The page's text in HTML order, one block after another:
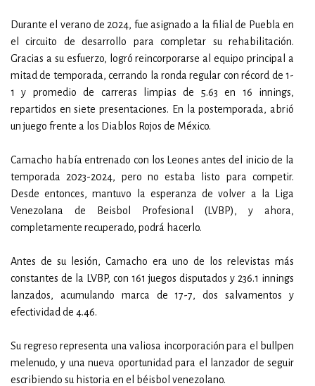
Durante el verano de 2024, fue asignado a la filial de Puebla en
el circuito de desarrollo para completar su rehabilitación.
Gracias a su esfuerzo, logró reincorporarse al equipo principal a
mitad de temporada, cerrando la ronda regular con récord de 1-
1 y promedio de carreras limpias de 5.63 en 16 innings,
repartidos en siete presentaciones. En la postemporada, abrió
un juego frente a los Diablos Rojos de México.
Camacho había entrenado con los Leones antes del inicio de la
temporada 2023-2024, pero no estaba listo para competir.
Desde entonces, mantuvo la esperanza de volver a la Liga
Venezolana de Beisbol Profesional (LVBP), y ahora,
completamente recuperado, podrá hacerlo.
Antes de su lesión, Camacho era uno de los relevistas más
constantes de la LVBP, con 161 juegos disputados y 236.1 innings
lanzados, acumulando marca de 17-7, dos salvamentos y
efectividad de 4.46.
Su regreso representa una valiosa incorporación para el bullpen
melenudo, y una nueva oportunidad para el lanzador de seguir
escribiendo su historia en el béisbol venezolano.